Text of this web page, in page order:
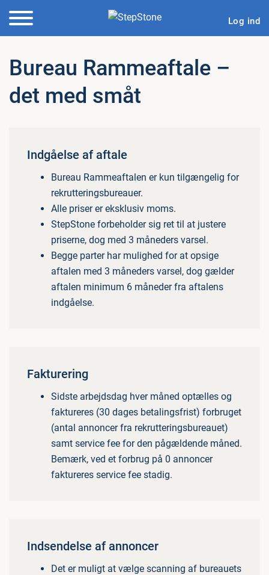
Log ind
Bureau Rammeaftale –
det med småt
Indgåelse af aftale
Bureau Rammeaftalen er kun tilgængelig for
rekrutteringsbureauer.
Alle priser er eksklusiv moms.
StepStone forbeholder sig ret til at justere
priserne, dog med 3 måneders varsel.
Begge parter har mulighed for at opsige
aftalen med 3 måneders varsel, dog gælder
aftalen minimum 6 måneder fra aftalens
indgåelse.
Fakturering
Sidste arbejdsdag hver måned optælles og
faktureres (30 dages betalingsfrist) forbruget
(antal annoncer fra rekrutteringsbureauet)
samt service fee for den pågældende måned.
Bemærk, ved et forbrug på 0 annoncer
faktureres service fee stadig.
Indsendelse af annoncer
Det er muligt at vælge scanning af bureauets